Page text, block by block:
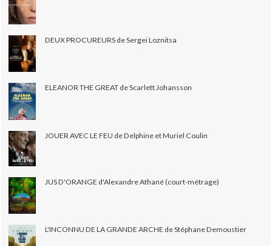
DEUX PROCUREURS de Sergei Loznitsa
ELEANOR THE GREAT de Scarlett Johansson
JOUER AVEC LE FEU de Delphine et Muriel Coulin
JUS D'ORANGE d'Alexandre Athané (court-métrage)
L'INCONNU DE LA GRANDE ARCHE de Stéphane Demoustier